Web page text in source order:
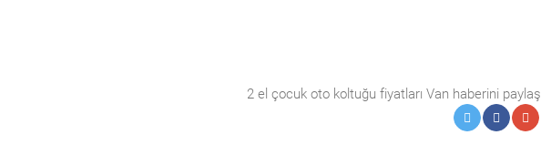
2 el çocuk oto koltuğu fiyatları Van haberini paylaş